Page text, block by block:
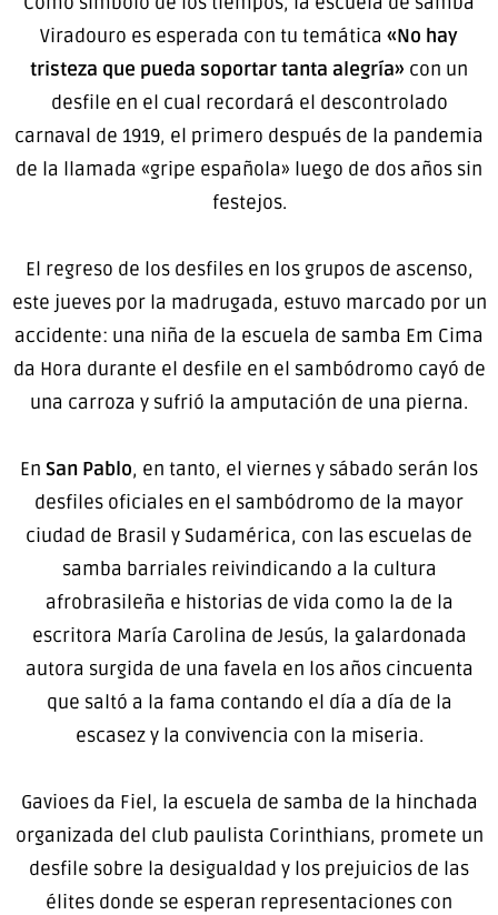
Viradouro es esperada con tu temática «No hay
tristeza que pueda soportar tanta alegría» con un
desfile en el cual recordará el descontrolado
carnaval de 1919, el primero después de la pandemia
de la llamada «gripe española» luego de dos años sin
festejos.
El regreso de los desfiles en los grupos de ascenso,
este jueves por la madrugada, estuvo marcado por un
accidente: una niña de la escuela de samba Em Cima
da Hora durante el desfile en el sambódromo cayó de
una carroza y sufrió la amputación de una pierna.
En San Pablo, en tanto, el viernes y sábado serán los
desfiles oficiales en el sambódromo de la mayor
ciudad de Brasil y Sudamérica, con las escuelas de
samba barriales reivindicando a la cultura
afrobrasileña e historias de vida como la de la
escritora María Carolina de Jesús, la galardonada
autora surgida de una favela en los años cincuenta
que saltó a la fama contando el día a día de la
escasez y la convivencia con la miseria.
Gavioes da Fiel, la escuela de samba de la hinchada
organizada del club paulista Corinthians, promete un
desfile sobre la desigualdad y los prejuicios de las
élites donde se esperan representaciones con